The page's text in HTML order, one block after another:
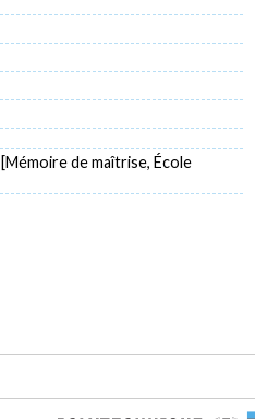
[Mémoire de maîtrise, École